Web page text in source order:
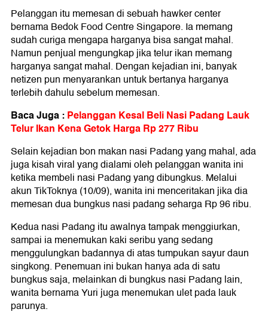
Pelanggan itu memesan di sebuah hawker center
bernama Bedok Food Centre Singapore. Ia memang
sudah curiga mengapa harganya bisa sangat mahal.
Namun penjual mengungkap jika telur ikan memang
harganya sangat mahal. Dengan kejadian ini, banyak
netizen pun menyarankan untuk bertanya harganya
terlebih dahulu sebelum memesan.
Baca Juga :Pelanggan Kesal Beli Nasi Padang Lauk
Telur Ikan Kena Getok Harga Rp 277 Ribu
Selain kejadian bon makan nasi Padang yang mahal, ada
juga kisah viral yang dialami oleh pelanggan wanita ini
ketika membeli nasi Padang yang dibungkus. Melalui
akun TikToknya (10/09), wanita ini menceritakan jika dia
memesan dua bungkus nasi padang seharga Rp 96 ribu.
Kedua nasi Padang itu awalnya tampak menggiurkan,
sampai ia menemukan kaki seribu yang sedang
menggulungkan badannya di atas tumpukan sayur daun
singkong. Penemuan ini bukan hanya ada di satu
bungkus saja, melainkan di bungkus nasi Padang lain,
wanita bernama Yuri juga menemukan ulet pada lauk
parunya.